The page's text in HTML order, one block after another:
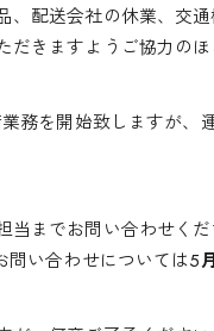
配送会社の休業、交
きますようご協力のほ
務を開始致しますが、
までお問い合わせくだ
い合わせについては5